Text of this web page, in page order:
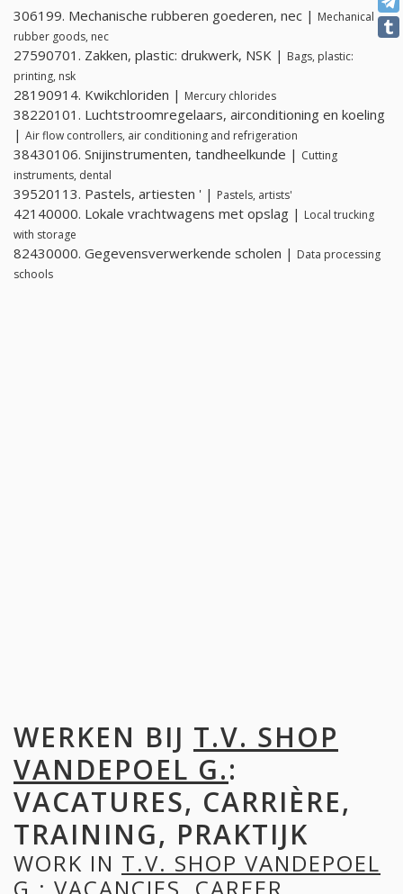
306199. Mechanische rubberen goederen, nec | Mechanical
rubber goods, nec
27590701. Zakken, plastic: drukwerk, NSK | Bags, plastic:
printing, nsk
28190914. Kwikchloriden | Mercury chlorides
38220101. Luchtstroomregelaars, airconditioning en koeling
| Air flow controllers, air conditioning and refrigeration
38430106. Snijinstrumenten, tandheelkunde | Cutting
instruments, dental
39520113. Pastels, artiesten ' | Pastels, artists'
42140000. Lokale vrachtwagens met opslag | Local trucking
with storage
82430000. Gegevensverwerkende scholen | Data processing
schools
WERKEN BIJ T.V. SHOP
VANDEPOEL G.:
VACATURES, CARRIÈRE,
TRAINING, PRAKTIJK
WORK IN T.V. SHOP VANDEPOEL
G. : VACANCIES, CAREER,